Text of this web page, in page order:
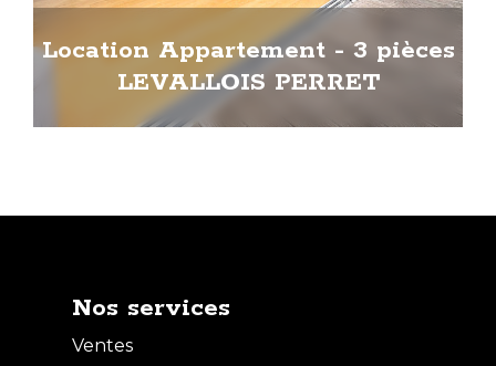
Location Appartement - 3 pièces
LEVALLOIS PERRET
Nos services
Ventes